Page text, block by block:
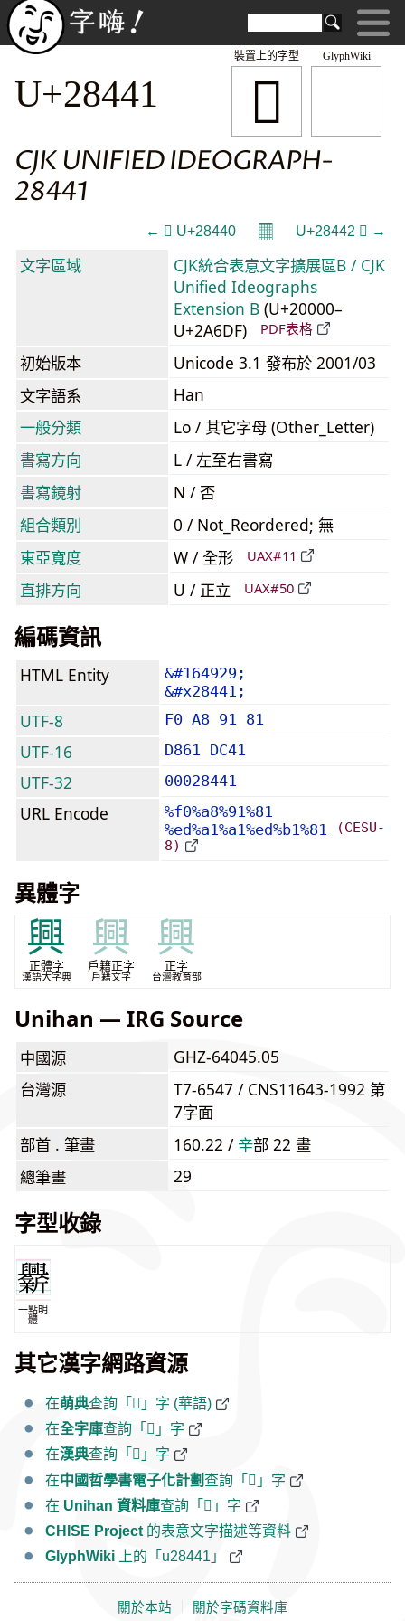
GlyphWiki
𨑁
裝置上的字型
U+28441
CJK UNIFIED IDEOGRAPH-
28441
← 𨑀 U+28440 𝄜 U+28442 𨑂 →
文字區域
CJK統合表意文字擴展區B / CJK
Unified Ideographs
Extension B (U+20000–
U+2A6DF)
PDF表格
初始版本
Unicode 3.1 發布於 2001/03
文字語系
Han
一般分類
Lo / 其它字母 (Other_Letter)
書寫方向
L / 左至右書寫
書寫鏡射
N / 否
組合類別
0 / Not_Reordered; 無
東亞寬度
W / 全形 UAX#11
直排方向 U / 正立 UAX#50
編碼資訊
HTML Entity
&#164929;
&#x28441;
UTF-8 F0 A8 91 81
UTF-16 D861 DC41
UTF-32 00028441
URL Encode
%f0%a8%91%81
%ed%a1%a1%ed%b1%81
(CESU-
8)
異體字
興
正體字
漢語大字典
興
戶籍正字
戶籍文字
興
正字
台灣教育部
Unihan — IRG Source
中國源
GHZ-64045.05
台灣源
T7-6547 / CNS11643-1992 第
7字面
部首 . 筆畫
160.22 / ⾟部 22 畫
總筆畫
29
字型收錄
一點明
體
其它漢字網路資源
在萌典查詢「𨑁」字 (華語)
在全字庫查詢「𨑁」字
在漢典查詢「𨑁」字
在中國哲學書電子化計劃查詢「𨑁」字
在 Unihan 資料庫查詢「𨑁」字
CHISE Project 的表意文字描述等資料
GlyphWiki 上的「u28441」
關於本站 關於字碼資料庫